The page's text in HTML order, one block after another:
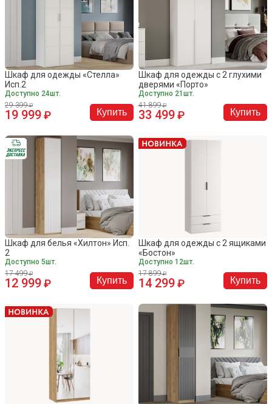
Шкаф для одежды «Стелла»
Исп.2
Доступно 24шт.
29 399
19 999 Купить
Шкаф для одежды с 2 глухими
дверями «Порто»
Доступно 21шт.
41 899
33 499 Купить
Шкаф для белья «Хилтон» Исп.
2
Доступно 5шт.
17 499
12 999 Купить
Шкаф для одежды с 2 ящиками
«Бостон»
Доступно 12шт.
17 899
14 299 Купить